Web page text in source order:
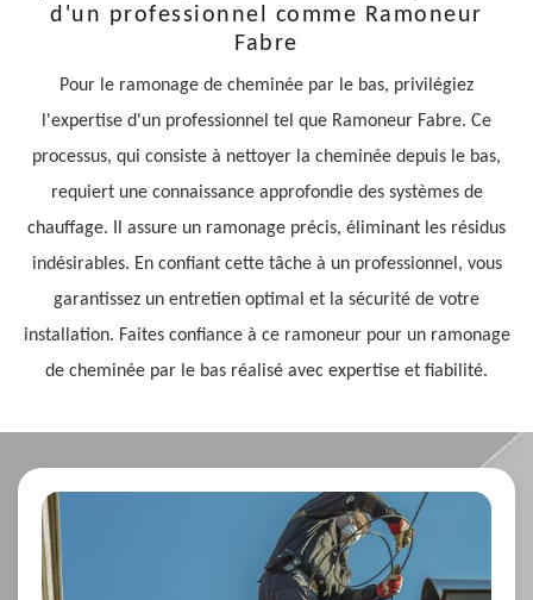
d'un professionnel comme Ramoneur
Fabre
Pour le ramonage de cheminée par le bas, privilégiez
l'expertise d'un professionnel tel que Ramoneur Fabre. Ce
processus, qui consiste à nettoyer la cheminée depuis le bas,
requiert une connaissance approfondie des systèmes de
chauffage. Il assure un ramonage précis, éliminant les résidus
indésirables. En confiant cette tâche à un professionnel, vous
garantissez un entretien optimal et la sécurité de votre
installation. Faites confiance à ce ramoneur pour un ramonage
de cheminée par le bas réalisé avec expertise et fiabilité.